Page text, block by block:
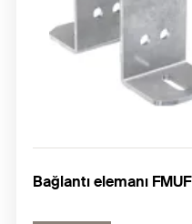
Bağlantı elemanı FMUF